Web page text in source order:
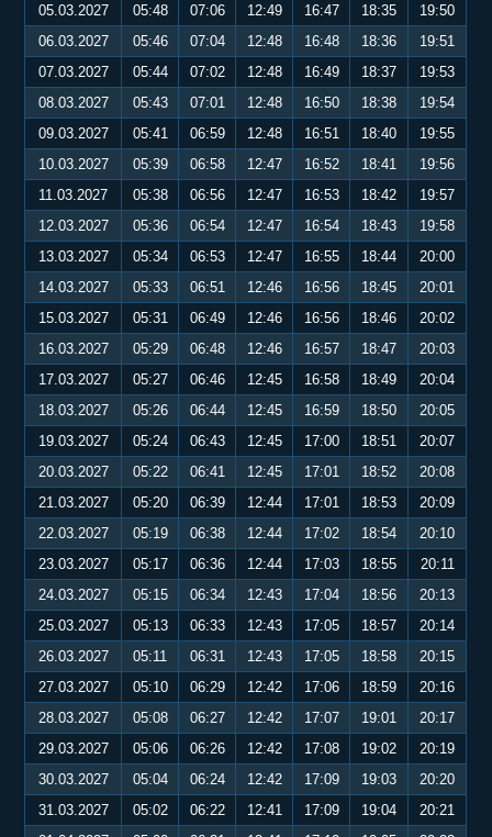
05.03.2027
05:48 07:06 12:49 16:47 18:35
19:50
06.03.2027
05:46 07:04 12:48 16:48 18:36
19:51
07.03.2027
05:44 07:02 12:48 16:49 18:37
19:53
08.03.2027
05:43 07:01 12:48 16:50 18:38
19:54
09.03.2027
05:41 06:59 12:48 16:51 18:40
19:55
10.03.2027
05:39 06:58 12:47 16:52 18:41
19:56
11.03.2027
05:38 06:56 12:47 16:53 18:42
19:57
12.03.2027
05:36 06:54 12:47 16:54 18:43
19:58
13.03.2027
05:34 06:53 12:47 16:55 18:44
20:00
14.03.2027
05:33 06:51 12:46 16:56 18:45
20:01
15.03.2027
05:31 06:49 12:46 16:56 18:46
20:02
16.03.2027
05:29 06:48 12:46 16:57 18:47
20:03
17.03.2027
05:27 06:46 12:45 16:58 18:49
20:04
18.03.2027
05:26 06:44 12:45 16:59 18:50
20:05
19.03.2027
05:24 06:43 12:45 17:00 18:51
20:07
20.03.2027
05:22 06:41 12:45 17:01 18:52
20:08
21.03.2027
05:20 06:39 12:44 17:01 18:53
20:09
22.03.2027
05:19 06:38 12:44 17:02 18:54
20:10
23.03.2027
05:17 06:36 12:44 17:03 18:55
20:11
24.03.2027
05:15 06:34 12:43 17:04 18:56
20:13
25.03.2027
05:13 06:33 12:43 17:05 18:57
20:14
26.03.2027
05:11 06:31 12:43 17:05 18:58
20:15
27.03.2027
05:10 06:29 12:42 17:06 18:59
20:16
28.03.2027
05:08 06:27 12:42 17:07 19:01
20:17
29.03.2027
05:06 06:26 12:42 17:08 19:02
20:19
30.03.2027
05:04 06:24 12:42 17:09 19:03
20:20
31.03.2027
05:02 06:22 12:41 17:09 19:04
20:21